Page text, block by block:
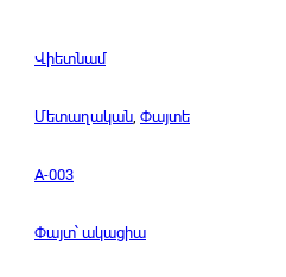
Վիետնամ
Մետաղական Փայտե
A-003
Փայտ՝ ակացիա